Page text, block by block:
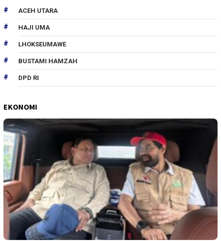
ACEH UTARA
HAJI UMA
LHOKSEUMAWE
BUSTAMI HAMZAH
DPD RI
EKONOMI